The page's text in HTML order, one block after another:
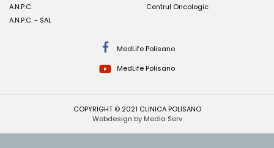
A.N.P.C.
A.N.P.C. - SAL
Centrul Oncologic
MedLife Polisano
MedLife Polisano
COPYRIGHT © 2021 CLINICA POLISANO
Webdesign by Media Serv